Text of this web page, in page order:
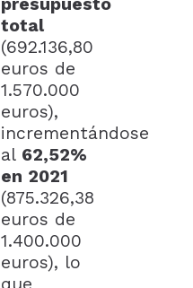
total
(692.136,80
euros de
1.570.000
euros),
incrementándose
al 62,52%
en 2021
(875.326,38
euros de
1.400.000
euros), lo
que